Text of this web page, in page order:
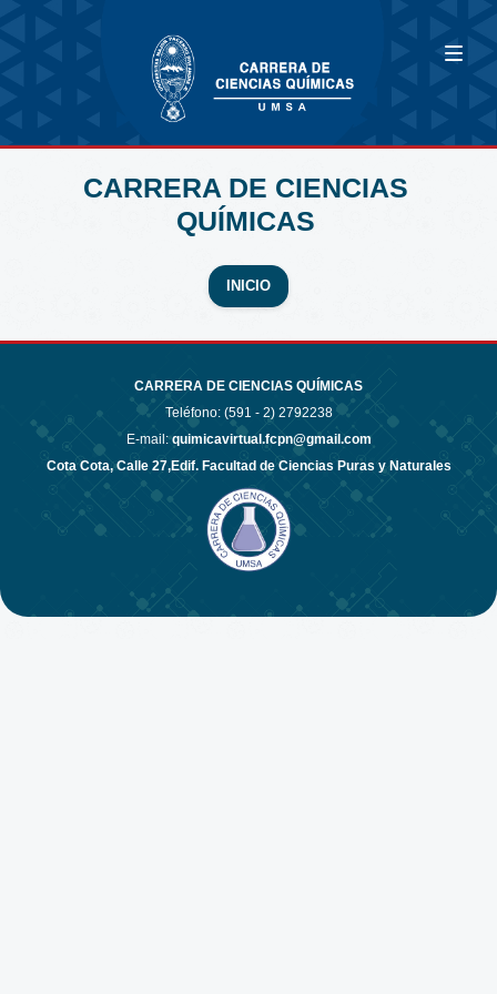
CARRERA DE CIENCIAS
QUÍMICAS
INICIO
CARRERA DE CIENCIAS QUÍMICAS
Teléfono: (591 - 2) 2792238
E-mail: quimicavirtual.fcpn@gmail.com
Cota Cota, Calle 27,Edif. Facultad de Ciencias Puras y Naturales